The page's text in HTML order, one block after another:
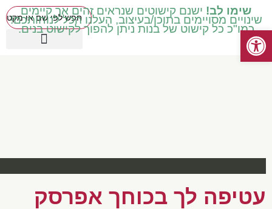
פתח סרגל נגישות
שימו לב! ישנם קישוטים שנראים זהים אך קיימים
שינויים מסויימים בתוכן/בעיצוב, העלנו הכל לנוחותכם!
כמו"כ כל קישוט של בנות ניתן להפוך לקישוט בנים.
עטיפה לך בכוחך אפרסק